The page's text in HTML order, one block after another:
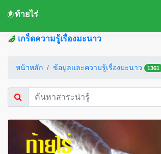
ท้ายไร่
เกร็ดความรู้เรื่องมะนาว
หน้าหลัก ข้อมูลและความรู้เรื่องมะนาว 1361